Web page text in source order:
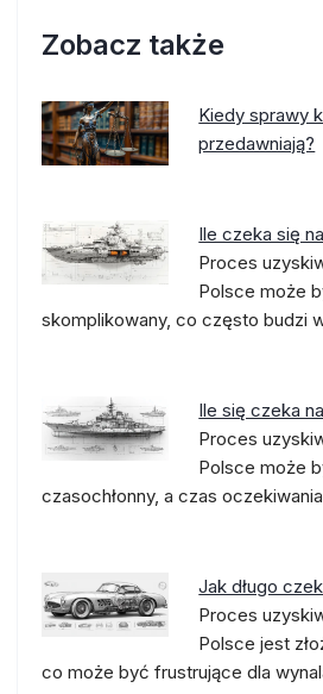
Zobacz także
Kiedy sprawy
przedawniają?
Ile czeka się
Proces
Polsce może
skomplikowany, co często budzi
Ile się czeka
Proces
Polsce może
czasochłonny, a czas
Jak długo
Proces
Polsce jest
co może być frustrujące dla